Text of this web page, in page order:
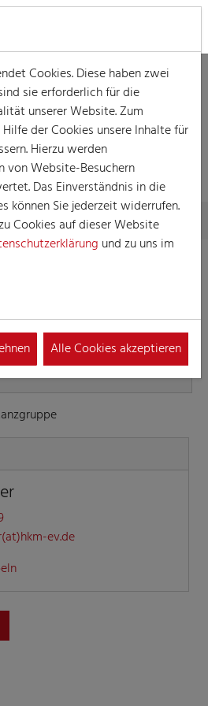
und
Knäächte un
ev.de
Cookies. Diese haben zwei
sie erforderlich für die
unserer Website. Zum
der Cookies unsere Inhalte für
Hierzu werden
von Website-Besuchern
Das Einverständnis in die
können Sie jederzeit widerrufen.
Cookies auf dieser Website
und zu uns im
Alle Cookies akzeptieren